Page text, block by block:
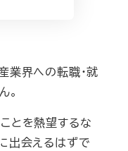
業界への転職・就
。
とを熱望するな
出会えるはずで